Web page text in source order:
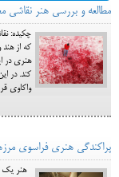
مطالعه و بررسی هنر نقاشی
چکیده:
که از هند
هنری در
کند. در
واكاوي
پراکندگی هنری فراسوی
هنر یک